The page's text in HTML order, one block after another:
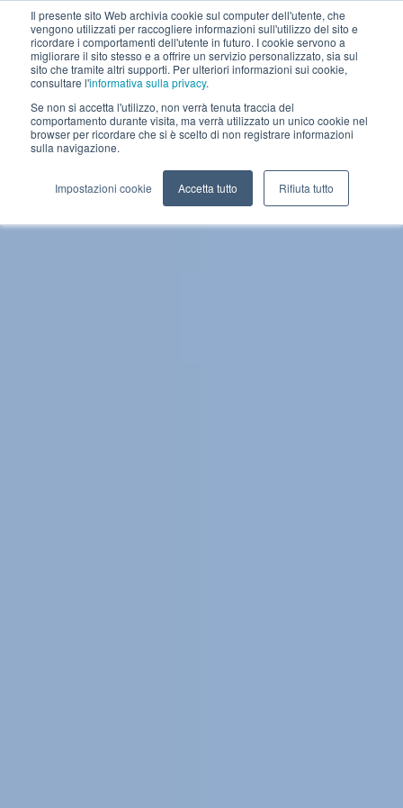
Il presente sito Web archivia cookie sul computer dell'utente, che
vengono utilizzati per raccogliere informazioni sull'utilizzo del sito e
ricordare i comportamenti dell'utente in futuro. I cookie servono a
migliorare il sito stesso e a offrire un servizio personalizzato, sia sul
sito che tramite altri supporti. Per ulteriori informazioni sui cookie,
consultare l'informativa sulla privacy.
Se non si accetta l'utilizzo, non verrà tenuta traccia del
comportamento durante visita, ma verrà utilizzato un unico cookie nel
browser per ricordare che si è scelto di non registrare informazioni
sulla navigazione.
Impostazioni cookie Accetta tutto Rifiuta tutto
Dalla ricerca
NEWTOM, il meglio
dell’imaging